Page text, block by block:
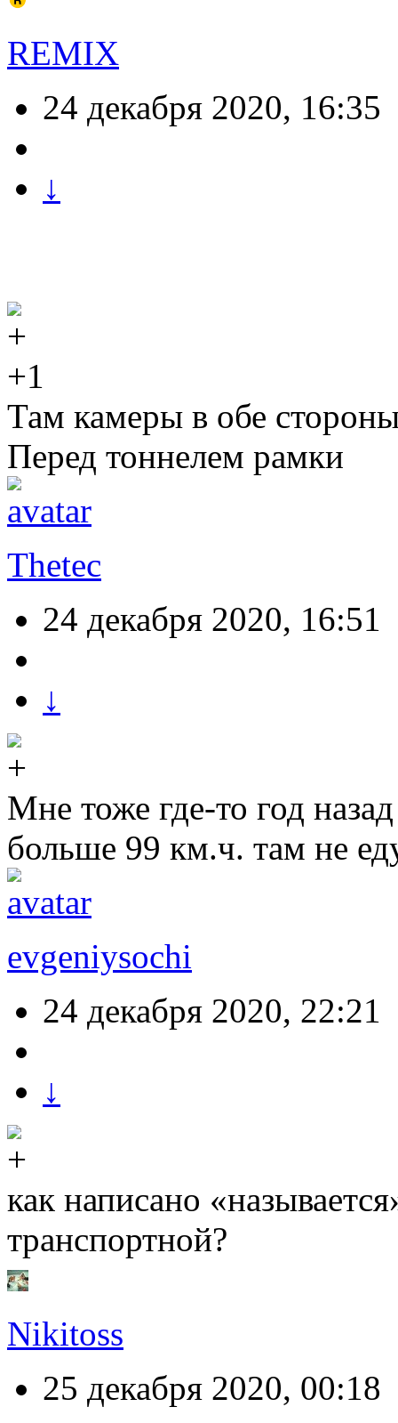
REMIX
24 декабря 2020, 16:35
↓
+1
Там камеры в обе
Перед тоннелем рамки
Thetec
24 декабря 2020, 16:51
↓
Мне тоже где-то год
больше 99 км.ч. там не
evgeniysochi
24 декабря 2020, 22:21
↓
как написано
транспортной?
Nikitoss
25 декабря 2020, 00:18